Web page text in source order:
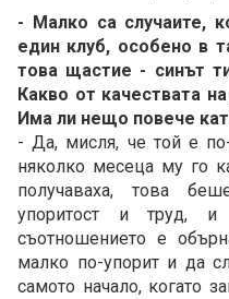
- Малко са случаите,
един клуб, особено в
това щастие - синът
Какво от качествата
Има ли нещо повече
- Да, мисля, че той е
няколко месеца му го
получаваха, това
упоритост и труд,
съотношението е
малко по-упорит и да
самото начало, когато